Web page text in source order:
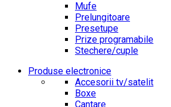
Mufe
Prelungitoare
Presetupe
Prize programabile
Stechere/cuple
Produse electronice
Accesorii tv/satelit
Boxe
Cantare